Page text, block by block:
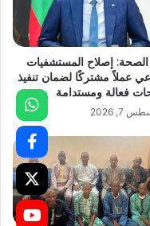
الصحة: إصلاح المستشفيات
عملاً مشتركًا لضمان تنفيذ
فعالة ومستدامة
7, 2026